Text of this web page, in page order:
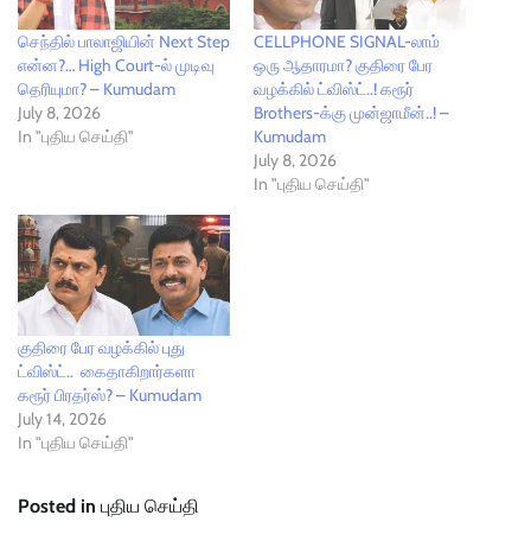
செந்தில் பாலாஜியின் Next Step
என்ன?… High Court-ல் முடிவு
தெரியுமா? – Kumudam
July 8, 2026
In "புதிய செய்தி"
CELLPHONE SIGNAL-லாம்
ஒரு ஆதாரமா? குதிரை பேர
வழக்கில் ட்விஸ்ட்..! கரூர்
Brothers-க்கு முன்ஜாமீன்..! –
Kumudam
July 8, 2026
In "புதிய செய்தி"
குதிரை பேர வழக்கில் புது
ட்விஸ்ட்.. கைதாகிறார்களா
கரூர் பிரதர்ஸ்? – Kumudam
July 14, 2026
In "புதிய செய்தி"
Posted in புதிய செய்தி